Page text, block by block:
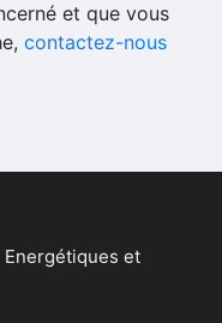
et que vous
contactez-nous
et